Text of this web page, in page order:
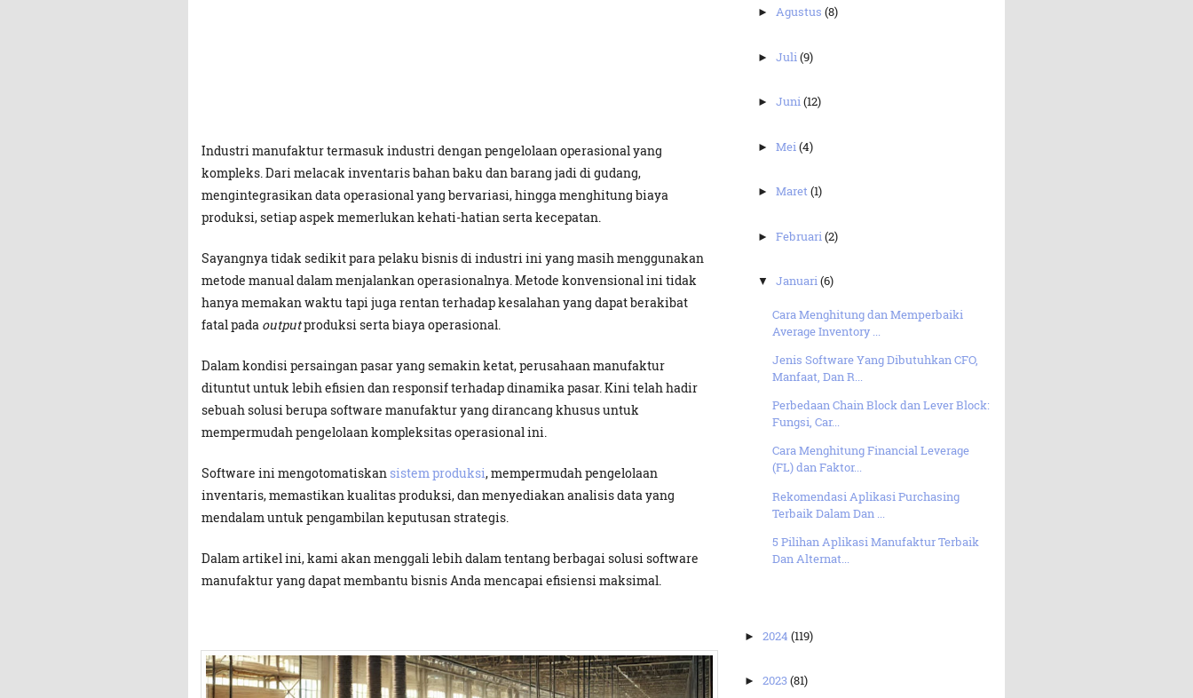
Industri manufaktur termasuk industri dengan pengelolaan operasional yang
kompleks. Dari melacak inventaris bahan baku dan barang jadi di gudang,
mengintegrasikan data operasional yang bervariasi, hingga menghitung biaya
produksi, setiap aspek memerlukan kehati-hatian serta kecepatan.
Sayangnya tidak sedikit para pelaku bisnis di industri ini yang masih menggunakan
metode manual dalam menjalankan operasionalnya. Metode konvensional ini tidak
hanya memakan waktu tapi juga rentan terhadap kesalahan yang dapat berakibat
fatal pada outputproduksi serta biaya operasional.
Dalam kondisi persaingan pasar yang semakin ketat, perusahaan manufaktur
dituntut untuk lebih efisien dan responsif terhadap dinamika pasar. Kini telah hadir
sebuah solusi berupa software manufaktur yang dirancang khusus untuk
mempermudah pengelolaan kompleksitas operasional ini.
Software ini mengotomatiskan sistem produksi, mempermudah pengelolaan
inventaris, memastikan kualitas produksi, dan menyediakan analisis data yang
mendalam untuk pengambilan keputusan strategis.
Dalam artikel ini, kami akan menggali lebih dalam tentang berbagai solusi software
manufaktur yang dapat membantu bisnis Anda mencapai efisiensi maksimal.
►Agustus(8)
►Juli(9)
►Juni(12)
►Mei(4)
►Maret(1)
►Februari(2)
▼Januari(6)
Cara Menghitung dan Memperbaiki
Average Inventory ...
Jenis Software Yang Dibutuhkan CFO,
Manfaat, Dan R...
Perbedaan Chain Block dan Lever Block:
Fungsi, Car...
Cara Menghitung Financial Leverage
(FL) dan Faktor...
Rekomendasi Aplikasi Purchasing
Terbaik Dalam Dan ...
5 Pilihan Aplikasi Manufaktur Terbaik
Dan Alternat...
► 2024 (119)
► 2023(81)